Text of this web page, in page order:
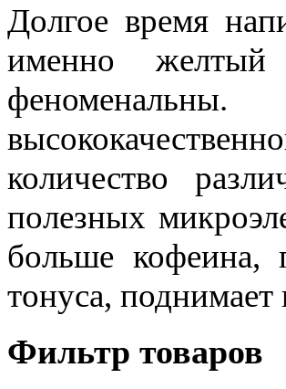
Долгое время
именно
количество
полезных
больше кофеина,
тонуса, поднимает
Фильтр товаров